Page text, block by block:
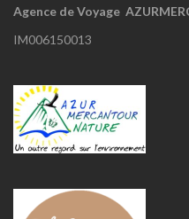
Agence de Voyage
IM006150013